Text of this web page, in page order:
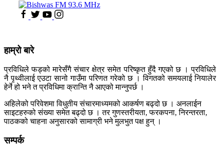
हाम्रो बारे
प्रविधिले फड्को मारेसँगै संचार क्षेत्र समेत परिष्कृत हुँदै गएको छ । प्रविधिले
नै पृथ्वीलाई एउटा सानो गाउँमा परिणत गरेको छ । विगतको समयलाई नियालेर
हेर्ने हो भने त प्रविधिमा क्रान्ति नै आएको मान्नुपर्छ ।
अहिलेको परिवेशमा विधुतीय संचारमाध्यमको आकर्षण बढ्दो छ । अनलाईन
साइटहरुको संख्या समेत बढ्दो छ । तर गुणस्तरीयता, फरकपना, निरन्तरता,
पाठकको चाहना अनुसारको सामाग्री भने मुलभुत पक्ष हुन् ।
सम्पर्क